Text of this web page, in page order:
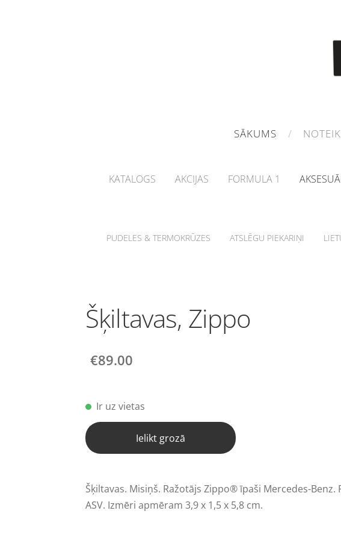
SĀKUMS
KATALOGS AKCIJAS FORMULA 1
PUDELES & TERMOKRŪZES ATSLĒGU PIEKARIŅI
Šķiltavas, Zippo
€89.00
Ir uz vietas
Ielikt grozā
Šķiltavas. Misiņš. Ražotājs Zippo® īpaši Mercedes-Benz.
ASV. Izmēri apmēram 3,9 x 1,5 x 5,8 cm.